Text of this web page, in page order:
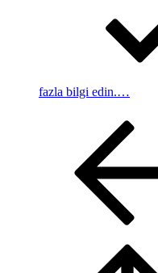
fazla bilgi edin.…